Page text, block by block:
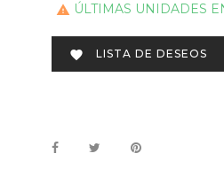
 ÚLTIMAS UNIDADES
 LISTA DE DESEOS